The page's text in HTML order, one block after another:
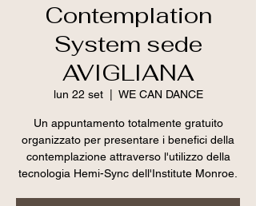
Contemplation
System sede
AVIGLIANA
lun 22 set
  |
WE CAN DANCE
Un appuntamento totalmente gratuito
organizzato per presentare i benefici della
contemplazione attraverso l'utilizzo della
tecnologia Hemi-Sync dell'Institute Monroe.